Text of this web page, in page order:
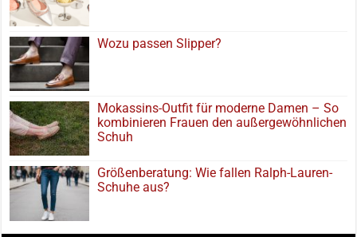
Wozu passen Slipper?
Mokassins-Outfit für moderne Damen – So
kombinieren Frauen den außergewöhnlichen
Schuh
Größenberatung: Wie fallen Ralph-Lauren-
Schuhe aus?